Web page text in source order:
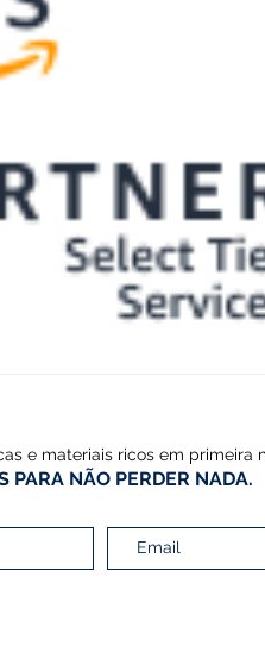
e materiais ricos em primeira
PARA NÃO PERDER NADA.